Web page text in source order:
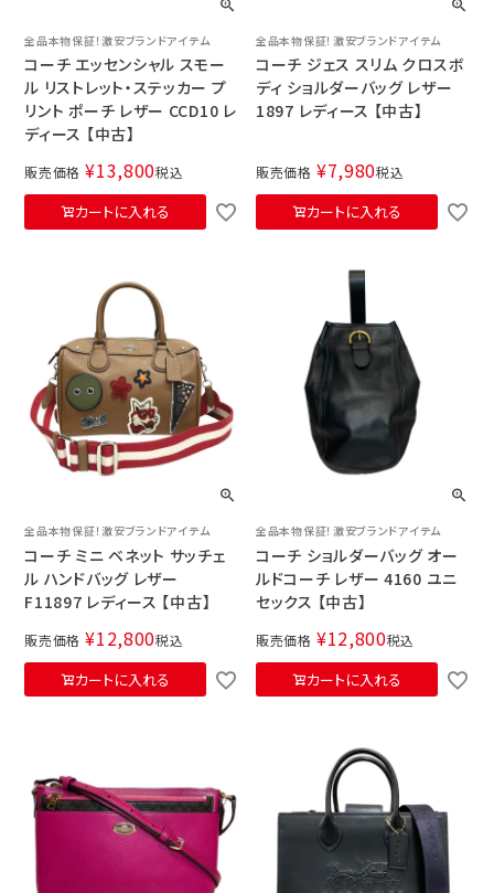
全品本物保証！激安ブランドアイテム
コーチ エッセンシャル スモー
ル リストレット・ステッカー プ
リント ポーチ レザー CCD10 レ
ディース 【中古】
販売価格 ¥13,800税込
カートに入れる
全品本物保証！激安ブランドアイテム
コーチ ジェス スリム クロスボ
ディ ショルダーバッグ レザー
1897 レディース 【中古】
販売価格 ¥7,980税込
カートに入れる
全品本物保証！激安ブランドアイテム
コーチ ミニ ベネット サッチェ
ル ハンドバッグ レザー
F11897 レディース 【中古】
販売価格 ¥12,800税込
カートに入れる
全品本物保証！激安ブランドアイテム
コーチ ショルダーバッグ オー
ルドコーチ レザー 4160 ユニ
セックス 【中古】
販売価格 ¥12,800税込
カートに入れる